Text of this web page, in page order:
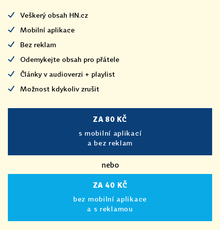
Veškerý obsah HN.cz
Mobilní aplikace
Bez reklam
Odemykejte obsah pro přátele
Články v audioverzi + playlist
Možnost kdykoliv zrušit
ZA 80 KČ
s mobilní aplikací
a bez reklam
nebo
ZA 40 KČ
bez mobilní aplikace
a s reklamou